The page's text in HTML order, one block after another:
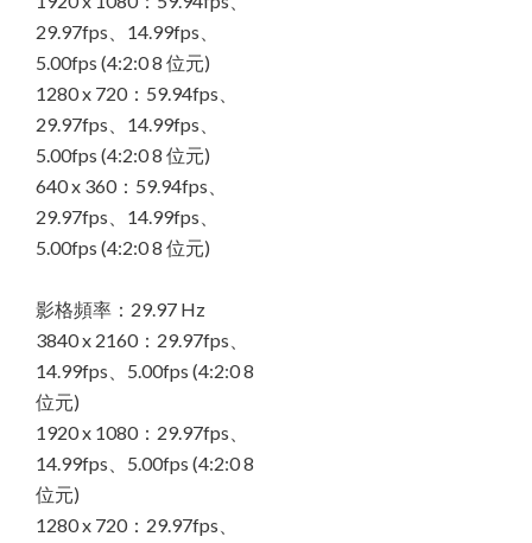
29.97fps、14.99fps、
5.00fps (4:2:0 8 位元)
1280 x 720：59.94fps、
29.97fps、14.99fps、
5.00fps (4:2:0 8 位元)
640 x 360：59.94fps、
29.97fps、14.99fps、
5.00fps (4:2:0 8 位元)
影格頻率：29.97 Hz
3840 x 2160：29.97fps、
14.99fps、5.00fps (4:2:0 8
位元)
1920 x 1080：29.97fps、
14.99fps、5.00fps (4:2:0 8
位元)
1280 x 720：29.97fps、